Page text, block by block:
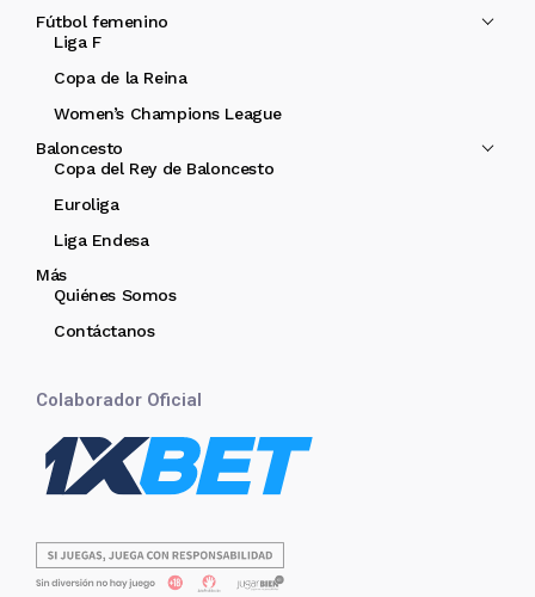
Fútbol femenino
Liga F
Copa de la Reina
Women’s Champions League
Baloncesto
Copa del Rey de Baloncesto
Euroliga
Liga Endesa
Más
Quiénes Somos
Contáctanos
Colaborador Oficial